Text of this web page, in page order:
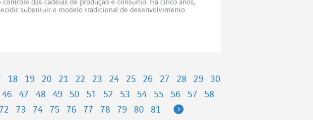
das cadeias de produção e consumo. Há cinco anos,
substituir o modelo tradicional de desenvolvimento
18 19 20 21 22 23 24 25 26 27 28 29
30
46 47 48 49 50 51 52 53 54 55 56 57
58
72 73 74 75 76 77 78 79 80 81 Next